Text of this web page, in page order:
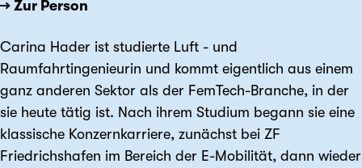
→ Zur Person
Carina Hader ist studierte Luft - und
Raumfahrtingenieurin und kommt eigentlich aus einem
ganz anderen Sektor als der FemTech-Branche, in der
sie heute tätig ist. Nach ihrem Studium begann sie eine
klassische Konzernkarriere, zunächst bei ZF
Friedrichshafen im Bereich der E-Mobilität, dann wieder